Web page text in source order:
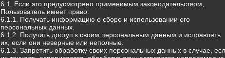
6.1. Если это предусмотрено применимым законодательством,
Пользователь имеет право:
6.1.1. Получать информацию о сборе и использовании его
персональных данных.
6.1.2. Получить доступ к своим персональным данным и исправлять
их, если они неверные или неполные.
6.1.3. Запретить обработку своих персональных данных в случае,